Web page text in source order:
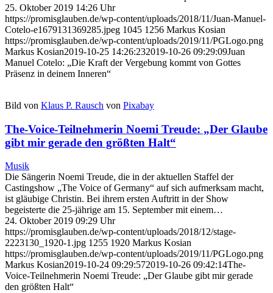
25. Oktober 2019 14:26 Uhr
https://promisglauben.de/wp-content/uploads/2018/11/Juan-Manuel-
Cotelo-e1679131369285.jpeg 1045 1256 Markus Kosian
https://promisglauben.de/wp-content/uploads/2019/11/PGLogo.png
Markus Kosian2019-10-25 14:26:232019-10-26 09:29:09Juan
Manuel Cotelo: „Die Kraft der Vergebung kommt von Gottes
Präsenz in deinem Inneren“
Bild von Klaus P. Rausch von Pixabay
The-Voice-Teilnehmerin Noemi Treude: „Der Glaube
gibt mir gerade den größten Halt“
Musik
Die Sängerin Noemi Treude, die in der aktuellen Staffel der
Castingshow „The Voice of Germany“ auf sich aufmerksam macht,
ist gläubige Christin. Bei ihrem ersten Auftritt in der Show
begeisterte die 25-jährige am 15. September mit einem…
24. Oktober 2019 09:29 Uhr
https://promisglauben.de/wp-content/uploads/2018/12/stage-
2223130_1920-1.jpg 1255 1920 Markus Kosian
https://promisglauben.de/wp-content/uploads/2019/11/PGLogo.png
Markus Kosian2019-10-24 09:29:572019-10-26 09:42:14The-
Voice-Teilnehmerin Noemi Treude: „Der Glaube gibt mir gerade
den größten Halt“